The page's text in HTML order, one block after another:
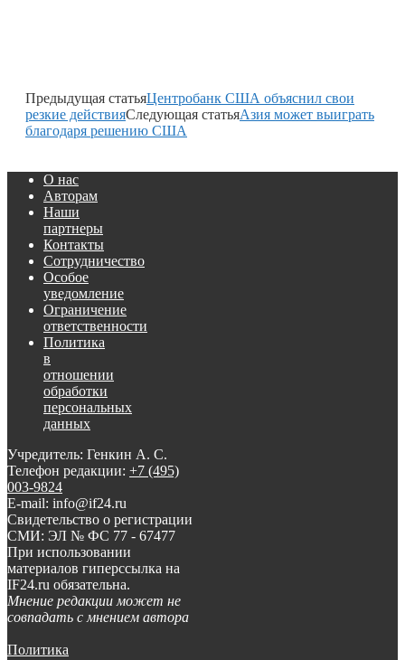
Предыдущая статьяЦентробанк США объяснил свои
резкие действияСледующая статьяАзия может выиграть
благодаря решению США
О нас
Авторам
Наши
партнеры
Контакты
Сотрудничество
Особое
уведомление
Ограничение
ответственности
Политика
в
отношении
обработки
персональных
данных
Учредитель: Генкин А. С.
Телефон редакции: +7 (495)
003-9824
E-mail: info@if24.ru
Свидетельство о регистрации
СМИ: ЭЛ № ФС 77 - 67477
При использовании
материалов гиперссылка на
IF24.ru обязательна.
Мнение редакции может не
совпадать с мнением автора
Политика